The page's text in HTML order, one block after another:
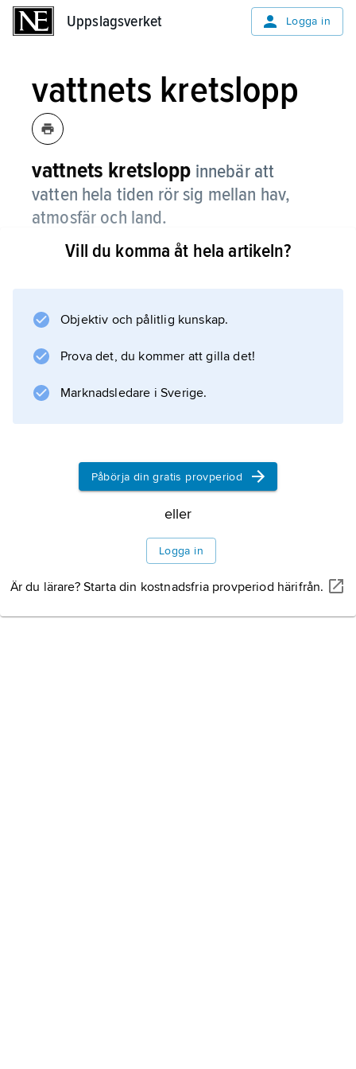
Uppslagsverket Logga in
vattnets kretslopp
vattnets kretslopp innebär att
vatten hela tiden rör sig mellan hav,
atmosfär och land.
Man kan säga att vattnets kretslopp börjar i
avdunstar vatten och bildar vattenånga.
som följer med vindarna in mot land. Ur
molnen faller regn, snö eller hagel.
Information om artikeln
Vill du komma åt hela artikeln?
Objektiv och pålitlig kunskap.
Prova det, du kommer att gilla det!
Marknadsledare i Sverige.
Påbörja din gratis provperiod
eller
Logga in
Är du lärare? Starta din kostnadsfria provperiod härifrån.